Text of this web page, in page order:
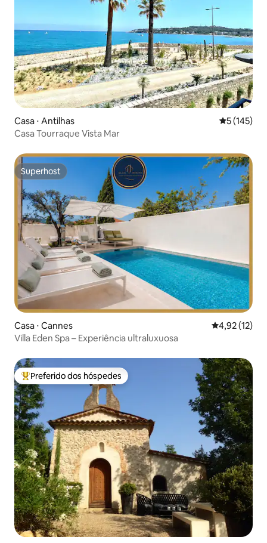
Casa ⋅ Antilhas 5 de uma
5 (145)
Casa Tourraque Vista Mar
Superhost
Superhost
Casa ⋅ Cannes 4,92 de uma
4,92 (12)
Villa Eden Spa – Experiência ultraluxuosa
Entre os melhores preferidos dos hóspedes
Preferido dos hóspedes